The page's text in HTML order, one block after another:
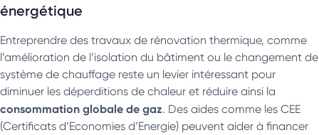
énergétique
Entreprendre des travaux de rénovation thermique, comme
l’amélioration de l’isolation du bâtiment ou le changement de
système de chauffage reste un levier intéressant pour
diminuer les déperditions de chaleur et réduire ainsi la
consommation globale de gaz. Des aides comme les CEE
(Certificats d’Economies d’Energie) peuvent aider à financer